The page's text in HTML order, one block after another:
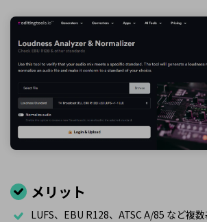
メリット
LUFS、EBU R128、ATSC A/85 など複